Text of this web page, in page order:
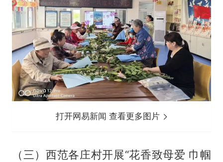
打开网易新闻 查看更多图片
（三）西范各庄村开展“花香致母爱 巾帼